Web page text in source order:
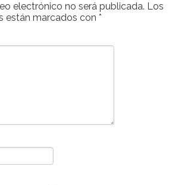
electrónico no será publicada. Los
están marcados con *